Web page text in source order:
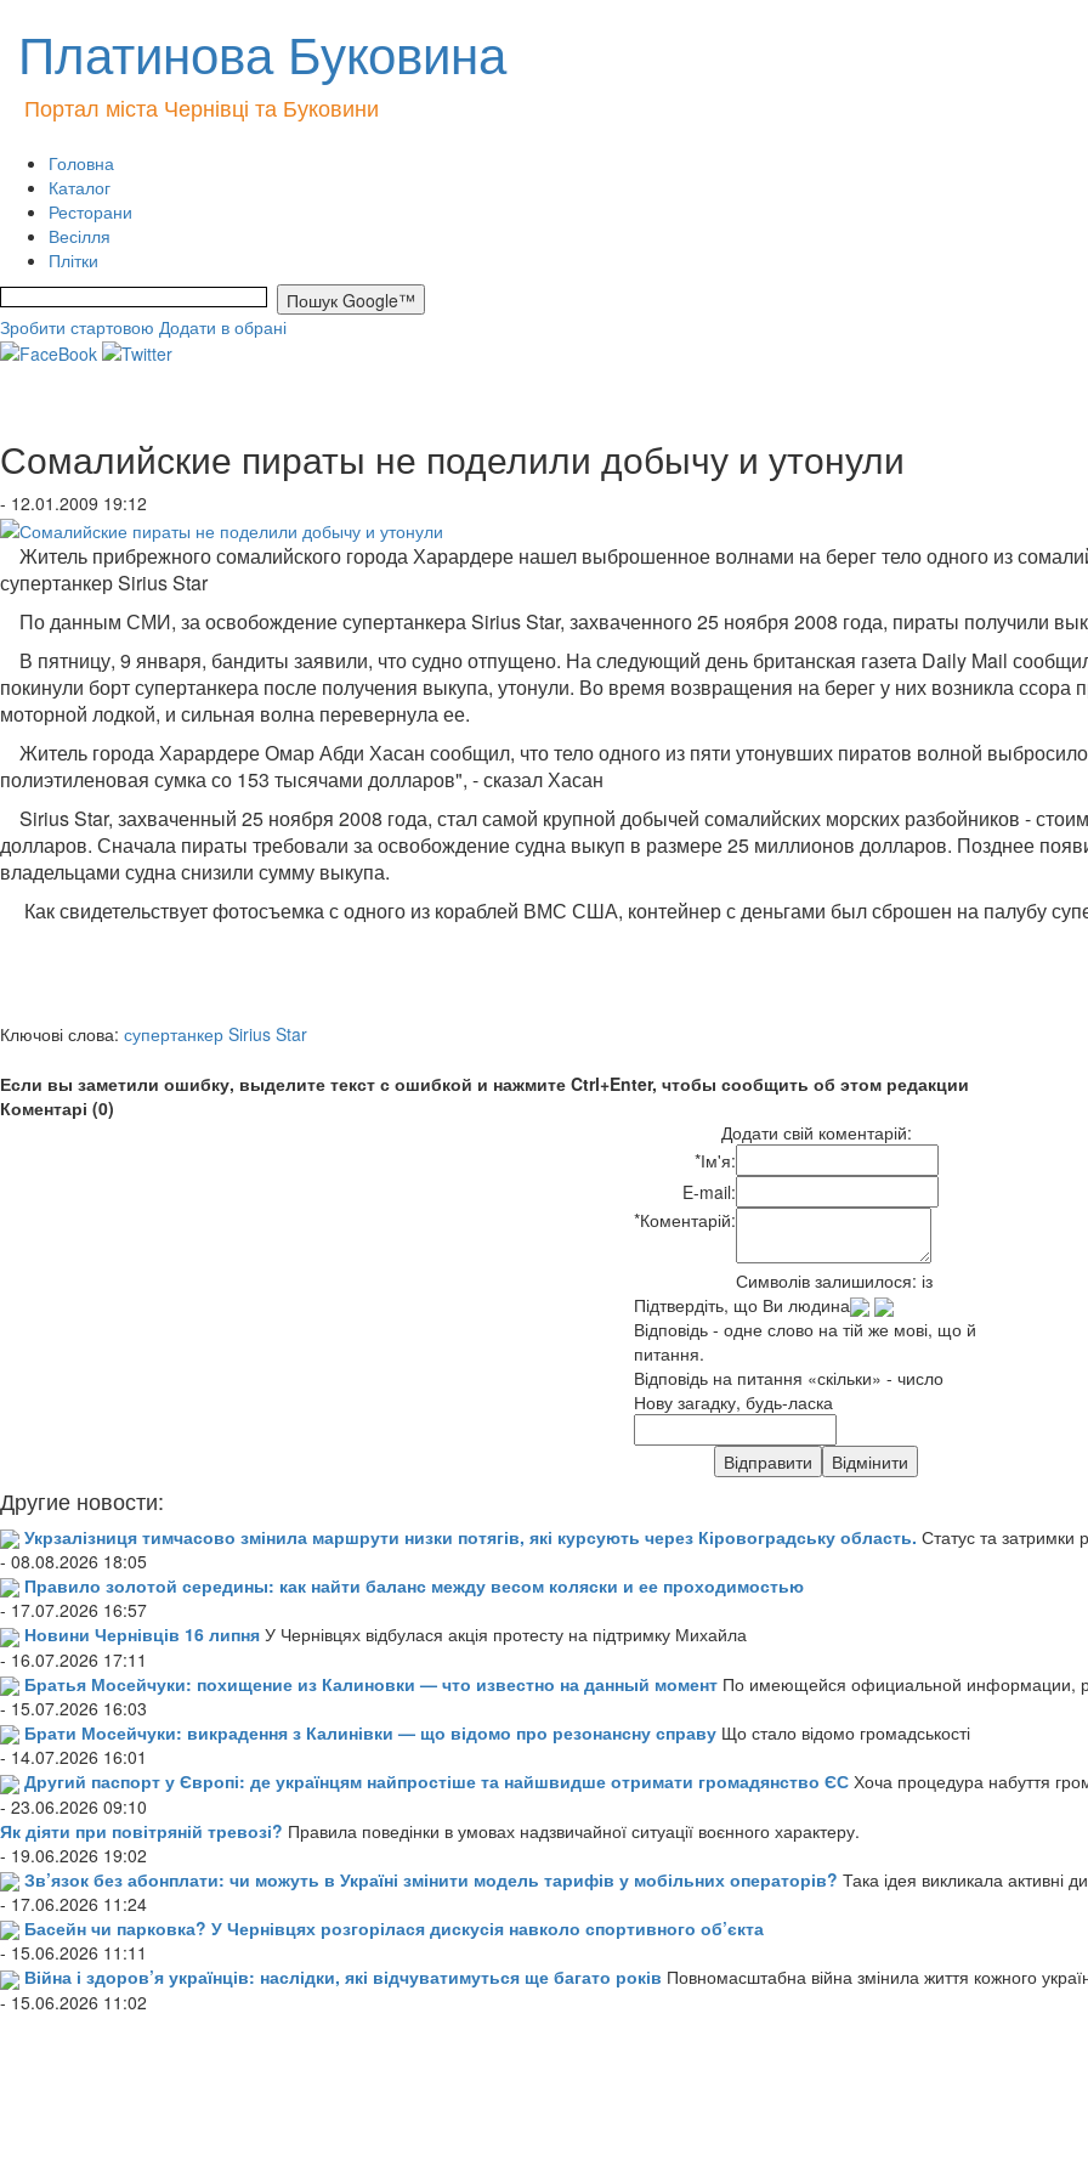
Платинова Буковина
Портал міста Чернівці та Буковини
Головна
Каталог
Ресторани
Весілля
Плітки
Зробити стартовою Додати в обрані
Сомалийские пираты не поделили добычу и утонули
- 12.01.2009 19:12
Житель прибрежного сомалийского города Харардере нашел выброшенное волнами на берег тело одного из
супертанкер Sirius Star
По данным СМИ, за освобождение супертанкера Sirius Star, захваченного 25 ноября 2008 года, пираты получили
В пятницу, 9 января, бандиты заявили, что судно отпущено. На следующий день британская газета Daily Mail
покинули борт супертанкера после получения выкупа, утонули. Во время возвращения на берег у них возникла
моторной лодкой, и сильная волна перевернула ее.
Житель города Харардере Омар Абди Хасан сообщил, что тело одного из пяти утонувших пиратов волной
полиэтиленовая сумка со 153 тысячами долларов", - сказал Хасан
Sirius Star, захваченный 25 ноября 2008 года, стал самой крупной добычей сомалийских морских разбойников -
долларов. Сначала пираты требовали за освобождение судна выкуп в размере 25 миллионов долларов. Позднее
владельцами судна снизили сумму выкупа.
Как свидетельствует фотосъемка с одного из кораблей ВМС США, контейнер с деньгами был сброшен на палубу
Ключові слова: супертанкер Sirius Star
Если вы заметили ошибку, выделите текст с ошибкой и нажмите Ctrl+Enter, чтобы сообщить об этом редакции
Коментарі (0)
Додати свій коментарій:
*Ім'я:
E-mail:
*Коментарій:
Символів залишилося: із
Підтвердіть, що Ви людина
Відповідь - одне слово на тій же мові, що й
питання.
Відповідь на питання «скільки» - число
Нову загадку, будь-ласка
Другие новости:
Укрзалізниця тимчасово змінила маршрути низки потягів, які курсують через Кіровоградську область. Статус та затримки
- 08.08.2026 18:05
Правило золотой середины: как найти баланс между весом коляски и ее проходимостью
- 17.07.2026 16:57
Новини Чернівців 16 липня У Чернівцях відбулася акція протесту на підтримку Михайла
- 16.07.2026 17:11
Братья Мосейчуки: похищение из Калиновки — что известно на данный момент По имеющейся официальной информации,
- 15.07.2026 16:03
Брати Мосейчуки: викрадення з Калинівки — що відомо про резонансну справу Що стало відомо громадськості
- 14.07.2026 16:01
Другий паспорт у Європі: де українцям найпростіше та найшвидше отримати громадянство ЄС Хоча процедура набуття
- 23.06.2026 09:10
Як діяти при повітряній тревозі? Правила поведінки в умовах надзвичайної ситуації воєнного характеру.
- 19.06.2026 19:02
Зв’язок без абонплати: чи можуть в Україні змінити модель тарифів у мобільних операторів? Така ідея викликала активні
- 17.06.2026 11:24
Басейн чи парковка? У Чернівцях розгорілася дискусія навколо спортивного об’єкта
- 15.06.2026 11:11
Війна і здоров’я українців: наслідки, які відчуватимуться ще багато років Повномасштабна війна змінила життя кожного
- 15.06.2026 11:02